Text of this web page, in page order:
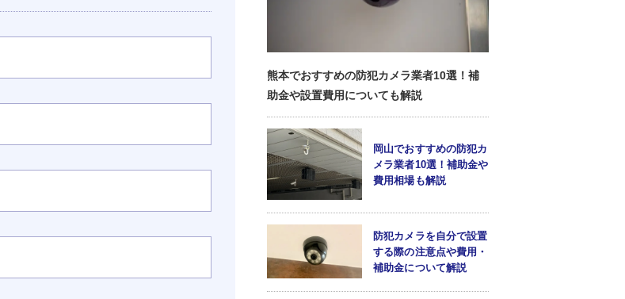
熊本でおすすめの防犯カメラ業者10選！補
助金や設置費用についても解説
岡山でおすすめの防犯カ
メラ業者10選！補助金や
費用相場も解説
防犯カメラを自分で設置
する際の注意点や費用・
補助金について解説